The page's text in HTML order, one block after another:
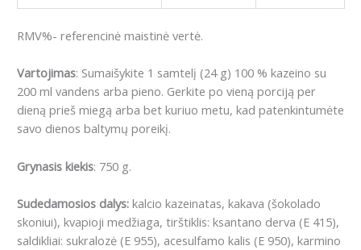
RMV%- referencinė maistinė vertė.
Vartojimas: Sumaišykite 1 samtelį (24 g) 100 % kazeino su
200 ml vandens arba pieno. Gerkite po vieną porciją per
dieną prieš miegą arba bet kuriuo metu, kad patenkintumėte
savo dienos baltymų poreikį.
Grynasis kiekis: 750 g.
Sudedamosios dalys: kalcio kazeinatas, kakava (šokolado
skoniui), kvapioji medžiaga, tirštiklis: ksantano derva (E 415),
saldikliai: sukralozė (E 955), acesulfamo kalis (E 950), karmino